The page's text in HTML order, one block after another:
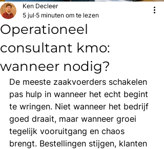
Operationeel
consultant kmo:
wanneer nodig?
Ken Decleer
5 jul 5 minuten om te lezen
De meeste zaakvoerders schakelen
pas hulp in wanneer het echt begint
te wringen. Niet wanneer het bedrijf
goed draait, maar wanneer groei
tegelijk vooruitgang en chaos
brengt. Bestellingen stijgen, klanten